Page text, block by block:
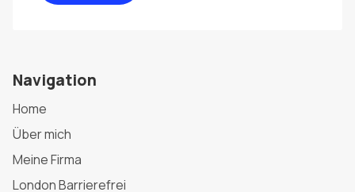
Navigation
Home
Über mich
Meine Firma
London Barrierefrei